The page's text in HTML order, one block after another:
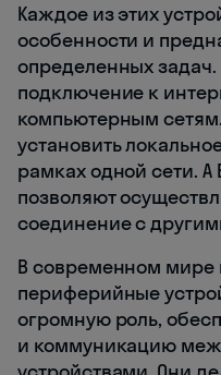
Каждое из этих
особенности и
определенных
подключение к
компьютерным
установить
рамках одной сети.
позволяют
соединение с
В современном
периферийные
огромную роль,
и коммуникацию